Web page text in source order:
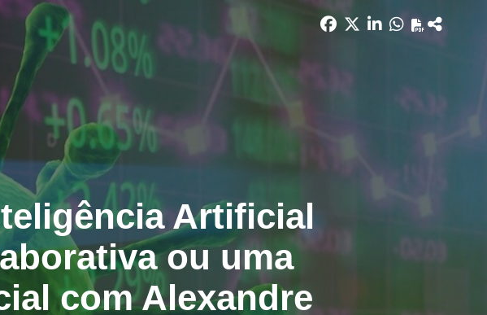
Artificial
ou uma
com Alexandre